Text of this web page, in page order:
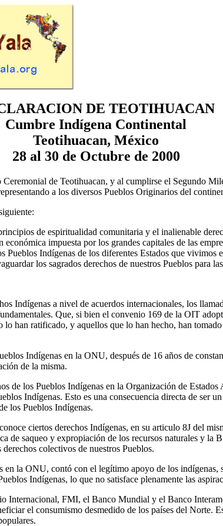
DE TEOTIHUACAN
Cumbre Indígena Continental
Teotihuacan, México
28 al 30 de Octubre de 2000
de Teotihuacan, y al cumplirse el Segundo
a los diversos Pueblos Originarios del
de espiritualidad comunitaria y el inalienable
impuesta por los grandes capitales de las
Pueblos Indígenas de los diferentes Estados que vivimos
los sagrados derechos de nuestros Pueblos para
Indígenas a nivel de acuerdos internacionales, los
Que, si bien el convenio 169 de la OIT
lo han ratificado, y aquellos que lo han hecho, han
Indígenas en la ONU, después de 16 años de
de la misma.
de los Pueblos Indígenas en la Organización de
Indígenas. Esto es una consecuencia directa de ser
los Pueblos Indígenas.
ciertos derechos Indígenas, en su articulo 8J del
de saqueo y expropiación de los recursos naturales y la
colectivos de nuestros Pueblos.
la ONU, contó con el legítimo apoyo de los indígenas,
Indígenas, lo que no satisface plenamente las
Internacional, FMI, el Banco Mundial y el Banco
el consumismo desmedido de los países del Norte.